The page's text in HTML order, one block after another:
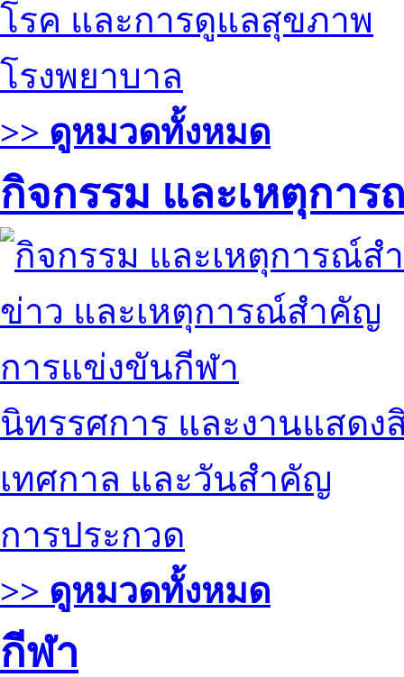
โรค และการดูแลสุขภาพ
โรงพยาบาล
>> ดูหมวดทั้งหมด
กิจกรรม และเหตุกา
ข่าว และเหตุการณ์สำคัญ
การแข่งขันกีฬา
นิทรรศการ และงานแสดง
เทศกาล และวันสำคัญ
การประกวด
>> ดูหมวดทั้งหมด
กีฬา